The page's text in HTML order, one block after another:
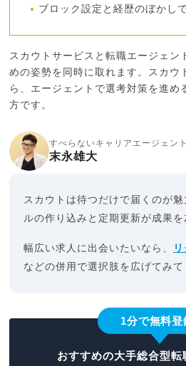
ブロック設定と経歴のぼかし
スカウトサービスと転職エージェン
めの姿勢を同時に取れます。スカウ
ら、エージェントで選考対策を進め
方です。
すべらないキャリアエージェン
末永雄大
スカウトは待つだけで届くのが
ルの作り込みと定期更新が成果を
幅広い求人に出会いたいなら、
などの併用で選択肢を広げてみて
1分で無料登
おすすめの大手総合型転